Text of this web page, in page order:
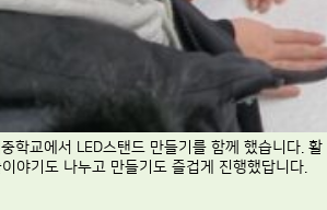
학교에서 LED스탠드 만들기를 함께 했습니다. 활
야기도 나누고 만들기도 즐겁게 진행했답니다.